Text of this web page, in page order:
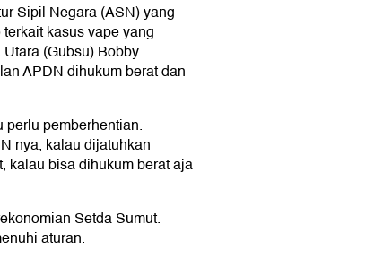
Sipil Negara (ASN) yang
kasus vape yang
(Gubsu) Bobby
APDN dihukum berat dan
pemberhentian.
nya, kalau dijatuhkan
kalau bisa dihukum berat aja
Setda Sumut.
aturan.